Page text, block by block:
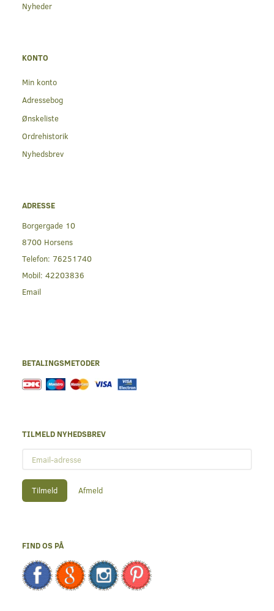
Nyheder
KONTO
Min konto
Adressebog
Ønskeliste
Ordrehistorik
Nyhedsbrev
ADRESSE
Borgergade 10
8700 Horsens
Telefon: 76251740
Mobil: 42203836
Email
BETALINGSMETODER
TILMELD NYHEDSBREV
adresse
Tilmeld Afmeld
FIND OS PÅ